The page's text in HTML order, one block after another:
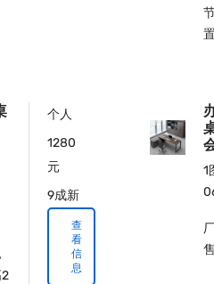
个人
1280
元
9成新
查
看
信
息
1